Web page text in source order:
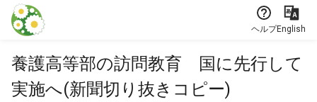
本文に飛ぶ
ヘルプEnglish
養護高等部の訪問教育 国に先行して
実施へ(新聞切り抜きコピー)